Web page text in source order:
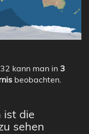
kann man in 3
beobachten.
ist die
sehen